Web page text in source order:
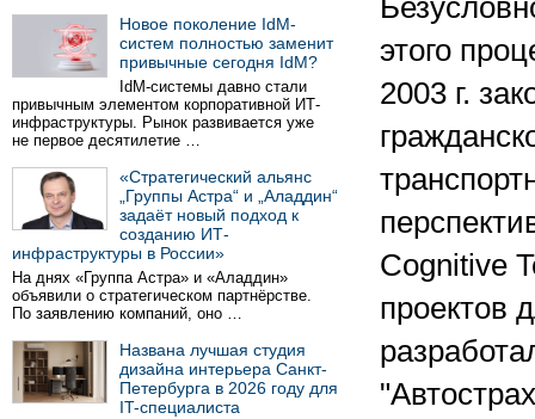
Новое поколение IdM-
систем полностью заменит
привычные сегодня IdM?
IdM-системы давно стали
привычным элементом корпоративной ИТ-
инфраструктуры. Рынок развивается уже
не первое десятилетие …
«Стратегический альянс
„Группы Астра“ и „Аладдин“
задаёт новый подход к
созданию ИТ-
инфраструктуры в России»
На днях «Группа Астра» и «Аладдин»
объявили о стратегическом партнёрстве.
По заявлению компаний, оно …
Названа лучшая студия
дизайна интерьера Санкт-
Петербурга в 2026 году для
IT-специалиста
этого
2003 г.
Cognitive
проектов